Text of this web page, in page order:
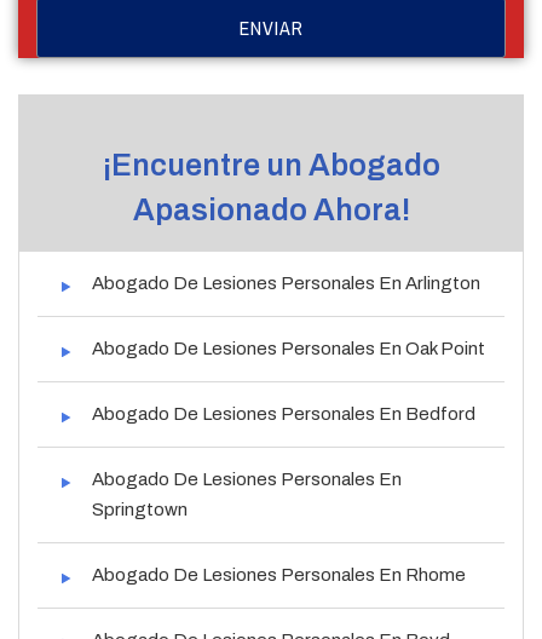
¡Encuentre un Abogado
Apasionado Ahora!
Abogado De Lesiones Personales En Arlington
Abogado De Lesiones Personales En Oak Point
Abogado De Lesiones Personales En Bedford
Abogado De Lesiones Personales En
Springtown
Abogado De Lesiones Personales En Rhome